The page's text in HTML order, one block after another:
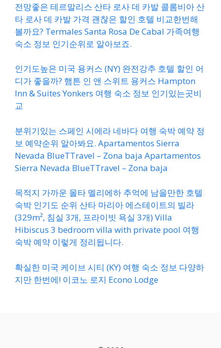
전망좋은 테르말리스 산타 로사 데 카발 콜롬비아 산
타 로사 데 카발 가격 괜찮은 할인 호텔 비교한번해
볼까요? Termales Santa Rosa De Cabal 가족여행
숙소 정보 인기순위로 알아보죠.
인기도높은 미국 용커스 (NY) 완전강추 호텔 할인 어
디가 좋을까? 햄튼 인 앤 스위트 용커스 Hampton
Inn & Suites Yonkers 여행 숙소 정보 인기있는곳비
교
분위기있는 스페인 시에라 네바다 여행 숙박 예약 정
보 예약순위 알아봐요. Apartamentos Sierra
Nevada BlueTTravel – Zona baja Apartamentos
Sierra Nevada BlueTTravel – Zona baja
목적지 가까운 몰타 멜리에하 추억에 남을만한 호텔
숙박 인기도 순위 산타 마리아 에스테이트의 빌라
(329m², 침실 3개, 프라이빗 욕실 3개) Villa
Hibiscus 3 bedroom villa with private pool 여행
숙박 예약 이렇게 정리됩니다.
확실한 미국 케이브 시티 (KY) 여행 숙소 정보 다양하
지만 한번에! 이코노 로지 Econo Lodge